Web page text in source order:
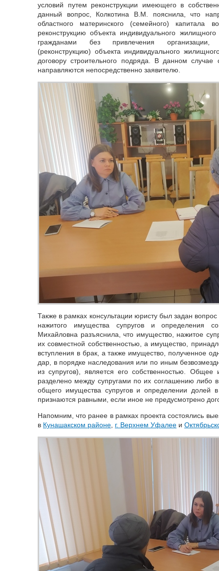
условий путем реконструкции имеющего в
данный вопрос, Колкотина В.М. пояснила, что
областного материнского (семейного) капитала
реконструкцию объекта индивидуального
гражданами без привлечения организации,
(реконструкцию) объекта индивидуального
договору строительного подряда. В данном случае
направляются непосредственно заявителю.
Также в рамках консультации юристу был задан
нажитого имущества супругов и определения
Михайловна разъяснила, что имущество, нажитое
их совместной собственностью, а имущество,
вступления в брак, а также имущество, полученное
дар, в порядке наследования или по иным
из супругов), является его собственностью.
разделено между супругами по их соглашению либо
общего имущества супругов и определении долей
признаются равными, если иное не предусмотрено
Напомним, что ранее в рамках проекта состоялись
в Кунашакском районе г. Верхнем Уфалее и